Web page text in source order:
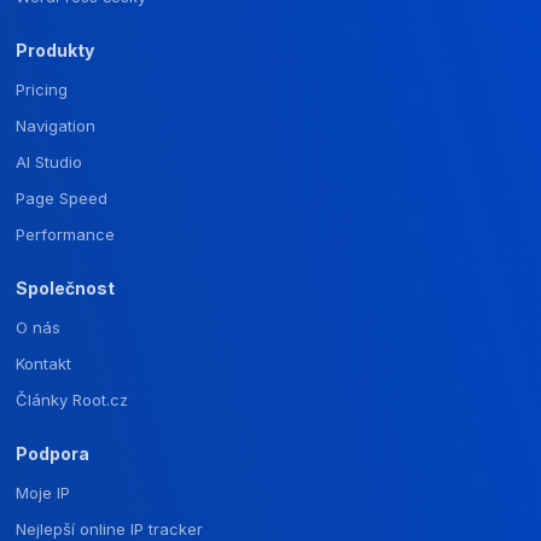
Produkty
Pricing
Navigation
AI Studio
Page Speed
Performance
Společnost
O nás
Kontakt
Články Root.cz
Podpora
Moje IP
Nejlepší online IP tracker